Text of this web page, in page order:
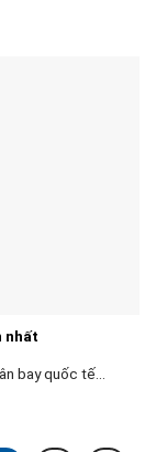
nhất
bay quốc tế...